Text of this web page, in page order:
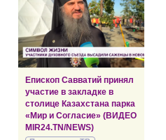
Епископ Савватий принял
участие в закладке в
столице Казахстана парка
«Мир и Согласие» (ВИДЕО
MIR24.TN/NEWS)